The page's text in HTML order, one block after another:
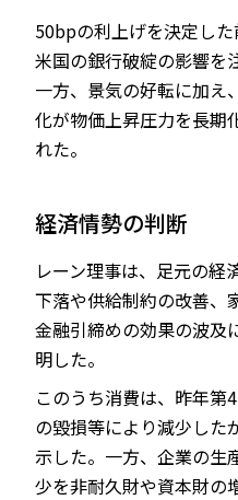
50bpの利上げを決定した
米国の銀行破綻の影響を
一方、景気の好転に加え
化が物価上昇圧力を長期
れた。
経済情勢の判断
レーン理事は、足元の経
下落や供給制約の改善、
金融引締めの効果の波及
明した。
このうち消費は、昨年第
の毀損等により減少した
示した。一方、企業の生
少を非耐久財や資本財の